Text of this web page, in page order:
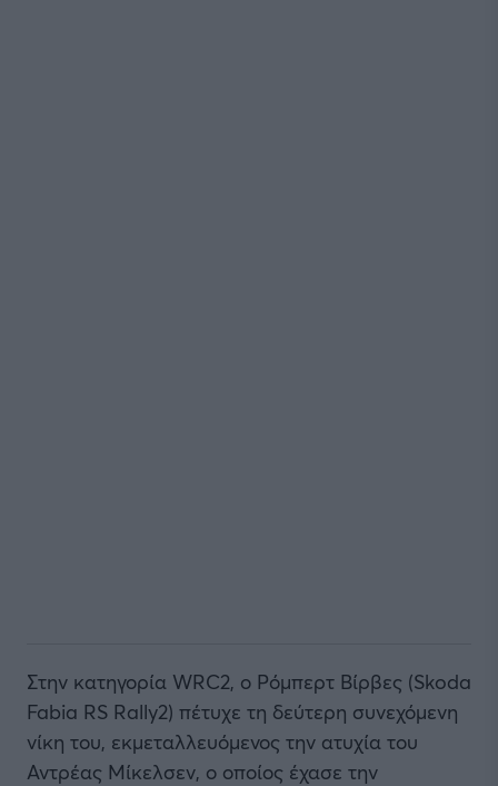
Στην κατηγορία WRC2, ο Ρόμπερτ Βίρβες (Skoda
Fabia RS Rally2) πέτυχε τη δεύτερη συνεχόμενη
νίκη του, εκμεταλλευόμενος την ατυχία του
Αντρέας Μίκελσεν, ο οποίος έχασε την